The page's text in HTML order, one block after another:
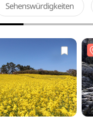
Sehenswürdigkeiten